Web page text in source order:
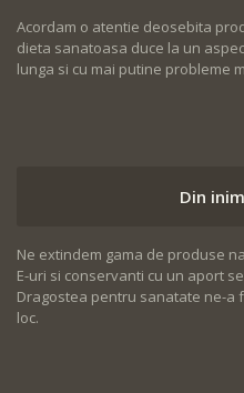
Acordam o atentie deosebita
dieta sanatoasa duce la un
lunga si cu mai putine probleme
Din
Ne extindem gama de produse
E-uri si conservanti cu un aport
Dragostea pentru sanatate ne-a
loc.